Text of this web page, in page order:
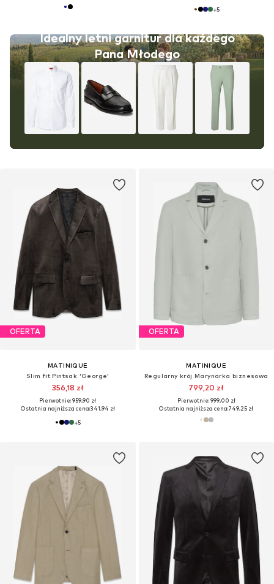
Idealny letni garnitur dla każdego
Pana Młodego
+5
OFERTA
MATINIQUE
Slim fit Pintsak 'George'
356,18 zł
Pierwotnie: 959,90 zł
Ostatnia najniższa cena:341,94 zł
+5
OFERTA
MATINIQUE
Regularny krój Marynarka biznesowa
799,20 zł
Pierwotnie: 999,00 zł
Ostatnia najniższa cena:749,25 zł